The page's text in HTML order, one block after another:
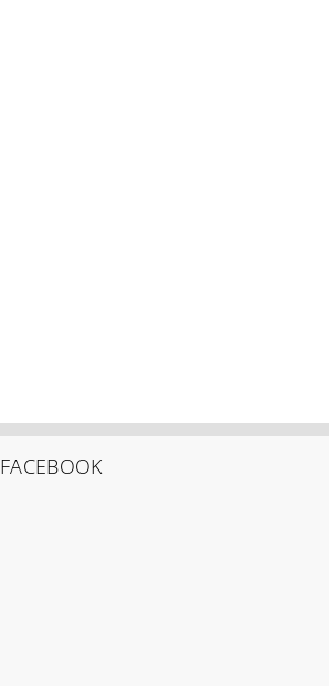
FACEBOOK